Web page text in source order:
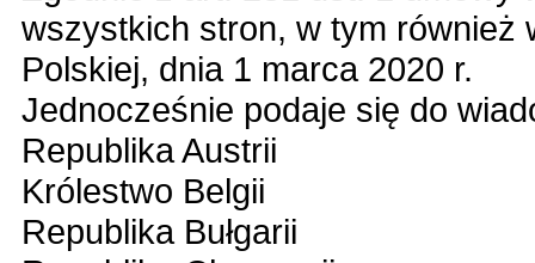
wszystkich stron, w tym również
Polskiej, dnia 1 marca 2020 r.
Jednocześnie podaje się do
Republika Austrii
Królestwo Belgii
Republika Bułgarii